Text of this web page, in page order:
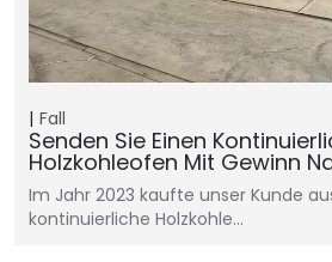
Fall
Senden Sie Einen
Holzkohleofen Mit Gewinn
Im Jahr 2023 kaufte unser Kunde
kontinuierliche Holzkohle…